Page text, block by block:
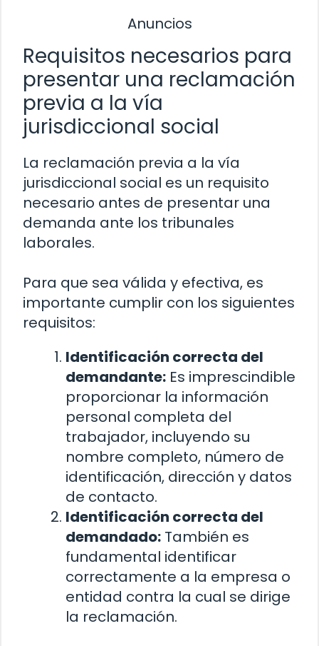
Anuncios
Requisitos necesarios para
presentar una reclamación
previa a la vía
jurisdiccional social
La reclamación previa a la vía
jurisdiccional social es un requisito
necesario antes de presentar una
demanda ante los tribunales
laborales.
Para que sea válida y efectiva, es
importante cumplir con los siguientes
requisitos:
Identificación correcta del
demandante: Es imprescindible
proporcionar la información
personal completa del
trabajador, incluyendo su
nombre completo, número de
identificación, dirección y datos
de contacto.
Identificación correcta del
demandado: También es
fundamental identificar
correctamente a la empresa o
entidad contra la cual se dirige
la reclamación.